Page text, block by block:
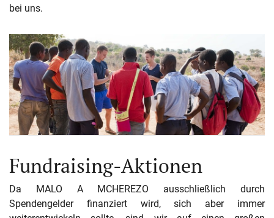
bei uns.
Fundraising-Aktionen
Da MALO A MCHEREZO ausschließlich durch
Spendengelder finanziert wird, sich aber immer